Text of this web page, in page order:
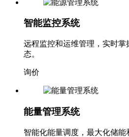
智能监控系统
远程监控和运维管理，实时
态。
询价
能量管理系统
智能化能量调度，最大化储能